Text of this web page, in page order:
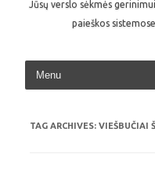
Jūsų verslo sėkmės
paieškos
TAG ARCHIVES: VIEŠBUČIAI